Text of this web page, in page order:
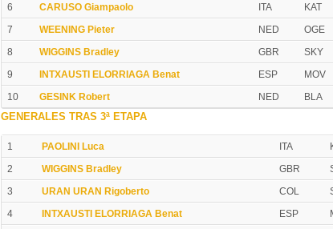
6
CARUSO Giampaolo ITA KAT
7
WEENING Pieter NED OGE
8
WIGGINS Bradley GBR SKY
9
INTXAUSTI ELORRIAGA Benat ESP MOV
10
GESINK Robert NED BLA
GENERALES TRAS 3ª ETAPA
1 PAOLINI Luca ITA
2
WIGGINS Bradley GBR
3
URAN URAN Rigoberto COL
4
INTXAUSTI ELORRIAGA Benat ESP